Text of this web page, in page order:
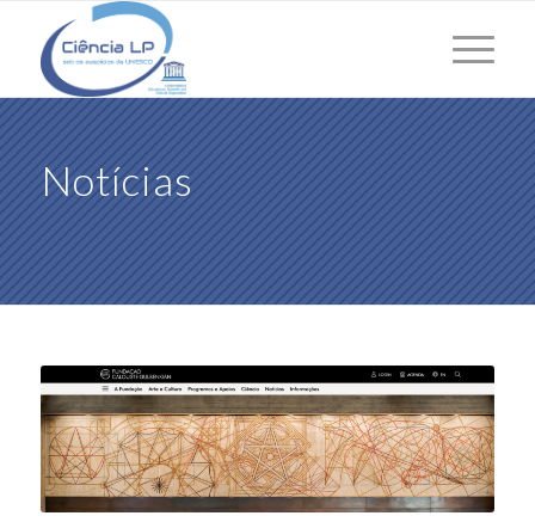
Notícias